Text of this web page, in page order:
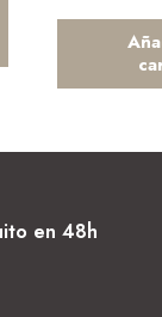
en 48h